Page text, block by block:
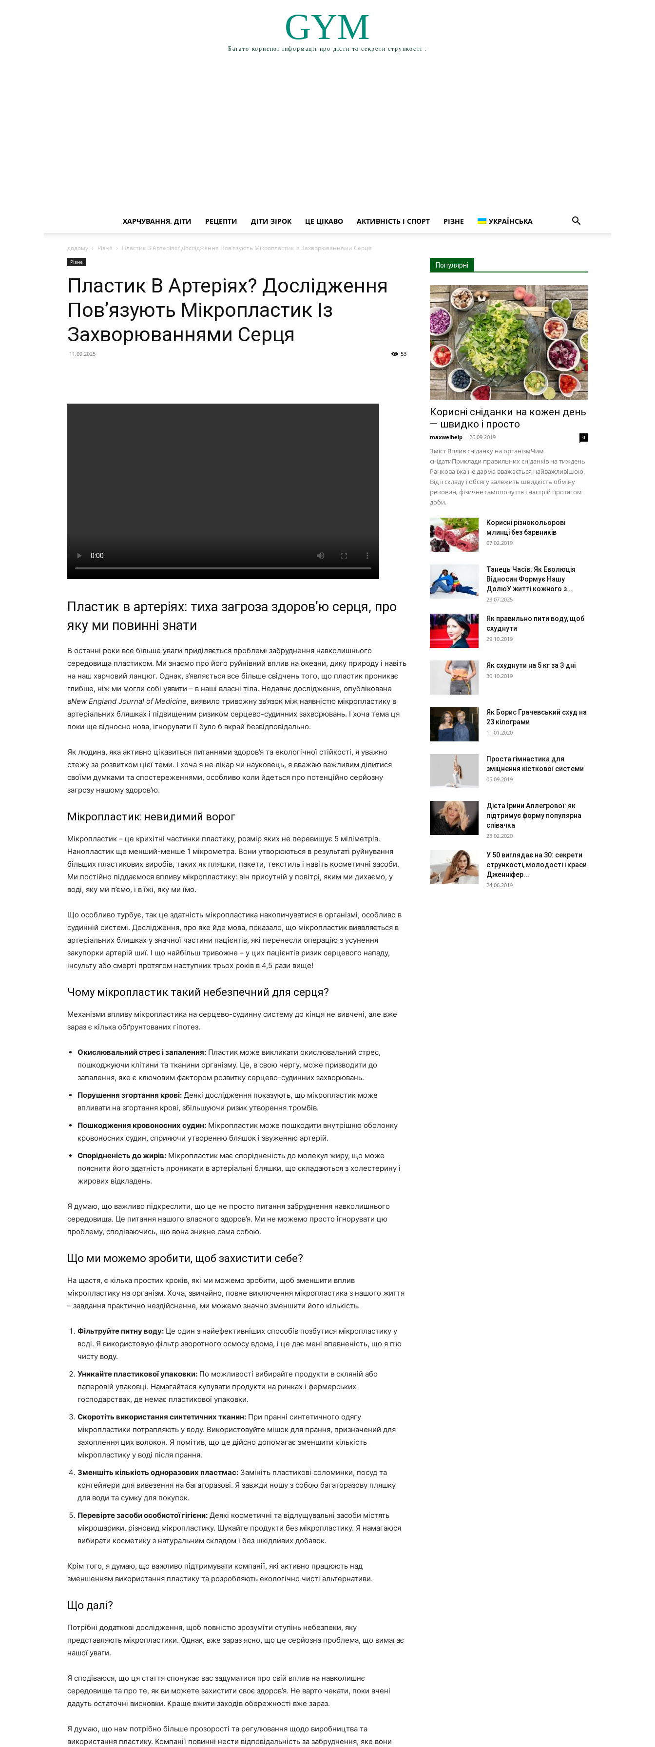
GYM
Багато корисної інформації про дієти та секрети стрункості .
ХАРЧУВАННЯ, ДІТИ РЕЦЕПТИ ДІТИ ЗІРОК ЦЕ ЦІКАВО АКТИВНІСТЬ І СПОРТ РІЗНЕ УКРАЇНСЬКА
додому Різне Пластик В Артеріях? Дослідження Пов’язують Мікропластик Із Захворюваннями Серця
Різне
Пластик В Артеріях? Дослідження
Пов’язують Мікропластик Із
Захворюваннями Серця
11.09.2025 53
Пластик в артеріях: тиха загроза здоров’ю серця, про
яку ми повинні знати
В останні роки все більше уваги приділяється проблемі забруднення навколишнього
середовища пластиком. Ми знаємо про його руйнівний вплив на океани, дику природу і навіть
на наш харчовий ланцюг. Однак, з’являється все більше свідчень того, що пластик проникає
глибше, ніж ми могли собі уявити – в наші власні тіла. Недавнє дослідження, опубліковане
вNew England Journal of Medicine, виявило тривожну зв’язок між наявністю мікропластику в
артеріальних бляшках і підвищеним ризиком серцево-судинних захворювань. І хоча тема ця
поки ще відносно нова, ігнорувати її було б вкрай безвідповідально.
Як людина, яка активно цікавиться питаннями здоров’я та екологічної стійкості, я уважно
стежу за розвитком цієї теми. І хоча я не лікар чи науковець, я вважаю важливим ділитися
своїми думками та спостереженнями, особливо коли йдеться про потенційно серйозну
загрозу нашому здоров’ю.
Мікропластик: невидимий ворог
Мікропластик – це крихітні частинки пластику, розмір яких не перевищує 5 міліметрів.
Нанопластик ще менший-менше 1 мікрометра. Вони утворюються в результаті руйнування
більших пластикових виробів, таких як пляшки, пакети, текстиль і навіть косметичні засоби.
Ми постійно піддаємося впливу мікропластику: він присутній у повітрі, яким ми дихаємо, у
воді, яку ми п’ємо, і в їжі, яку ми їмо.
Що особливо турбує, так це здатність мікропластика накопичуватися в організмі, особливо в
судинній системі. Дослідження, про яке йде мова, показало, що мікропластик виявляється в
артеріальних бляшках у значної частини пацієнтів, які перенесли операцію з усунення
закупорки артерій шиї. І що найбільш тривожне – у цих пацієнтів ризик серцевого нападу,
інсульту або смерті протягом наступних трьох років в 4,5 рази вище!
Чому мікропластик такий небезпечний для серця?
Механізми впливу мікропластика на серцево-судинну систему до кінця не вивчені, але вже
зараз є кілька обґрунтованих гіпотез.
Окислювальний стрес і запалення: Пластик може викликати окислювальний стрес,
пошкоджуючи клітини та тканини організму. Це, в свою чергу, може призводити до
запалення, яке є ключовим фактором розвитку серцево-судинних захворювань.
Порушення згортання крові: Деякі дослідження показують, що мікропластик може
впливати на згортання крові, збільшуючи ризик утворення тромбів.
Пошкодження кровоносних судин: Мікропластик може пошкодити внутрішню оболонку
кровоносних судин, сприяючи утворенню бляшок і звуженню артерій.
Спорідненість до жирів: Мікропластик має спорідненість до молекул жиру, що може
пояснити його здатність проникати в артеріальні бляшки, що складаються з холестерину і
жирових відкладень.
Я думаю, що важливо підкреслити, що це не просто питання забруднення навколишнього
середовища. Це питання нашого власного здоров’я. Ми не можемо просто ігнорувати цю
проблему, сподіваючись, що вона зникне сама собою.
Що ми можемо зробити, щоб захистити себе?
На щастя, є кілька простих кроків, які ми можемо зробити, щоб зменшити вплив
мікропластику на організм. Хоча, звичайно, повне виключення мікропластика з нашого життя
– завдання практично нездійсненне, ми можемо значно зменшити його кількість.
Фільтруйте питну воду: Це один з найефективніших способів позбутися мікропластику у
воді. Я використовую фільтр зворотного осмосу вдома, і це дає мені впевненість, що я п’ю
чисту воду.
Уникайте пластикової упаковки: По можливості вибирайте продукти в скляній або
паперовій упаковці. Намагайтеся купувати продукти на ринках і фермерських
господарствах, де немає пластикової упаковки.
Скоротіть використання синтетичних тканин: При пранні синтетичного одягу
мікропластики потрапляють у воду. Використовуйте мішок для прання, призначений для
захоплення цих волокон. Я помітив, що це дійсно допомагає зменшити кількість
мікропластику у воді після прання.
Зменшіть кількість одноразових пластмас: Замініть пластикові соломинки, посуд та
контейнери для вивезення на багаторазові. Я завжди ношу з собою багаторазову пляшку
для води та сумку для покупок.
Перевірте засоби особистої гігієни: Деякі косметичні та відлущувальні засоби містять
мікрошарики, різновид мікропластику. Шукайте продукти без мікропластику. Я намагаюся
вибирати косметику з натуральним складом і без шкідливих добавок.
Крім того, я думаю, що важливо підтримувати компанії, які активно працюють над
зменшенням використання пластику та розробляють екологічно чисті альтернативи.
Що далі?
Потрібні додаткові дослідження, щоб повністю зрозуміти ступінь небезпеки, яку
представляють мікропластики. Однак, вже зараз ясно, що це серйозна проблема, що вимагає
нашої уваги.
Я сподіваюся, що ця стаття спонукає вас задуматися про свій вплив на навколишнє
середовище та про те, як ви можете захистити своє здоров’я. Не варто чекати, поки вчені
дадуть остаточні висновки. Краще вжити заходів обережності вже зараз.
Я думаю, що нам потрібно більше прозорості та регулювання щодо виробництва та
використання пластику. Компанії повинні нести відповідальність за забруднення, яке вони
Популярні
Корисні сніданки на кожен день
— швидко і просто
maxwelhelp - 26.09.2019 0
Зміст Вплив сніданку на організмЧим
снідатиПриклади правильних сніданків на тиждень
Ранкова їжа не дарма вважається найважливішою.
Від її складу і обсягу залежить швидкість обміну
речовин, фізичне самопочуття і настрій протягом
доби.
Корисні різнокольорові
млинці без барвників
07.02.2019
Танець Часів: Як Еволюція
Відносин Формує Нашу
ДолюУ житті кожного з...
23.07.2025
Як правильно пити воду, щоб
схуднути
29.10.2019
Як схуднути на 5 кг за 3 дні
30.10.2019
Як Борис Грачевський схуд на
23 кілограми
11.01.2020
Проста гімнастика для
зміцнення кісткової системи
05.09.2019
Дієта Ірини Аллегрової: як
підтримує форму популярна
співачка
23.02.2020
У 50 виглядає на 30: секрети
стрункості, молодості і краси
Дженніфер...
24.06.2019